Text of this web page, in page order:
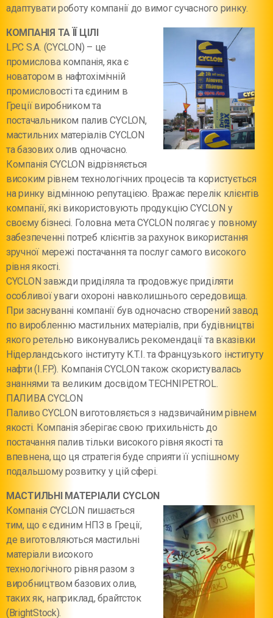
адаптувати роботу компанії до вимог сучасного ринку.
КОМПАНІЯ ТА ЇЇ ЦІЛІ
LPC S.A. (CYCLON) – це
промислова компанія, яка є
новатором в нафтохімічній
промисловості та єдиним в
Греції виробником та
постачальником палив CYCLON,
мастильних матеріалів CYCLON
та базових олив одночасно.
Компанія CYCLON відрізняється
високим рівнем технологічних процесів та користується
на ринку відмінною репутацією. Вражає перелік клієнтів
компанії, які використовують продукцію CYCLON у
своєму бізнесі. Головна мета CYCLON полягає у повному
забезпеченні потреб клієнтів за рахунок використання
зручної мережі постачання та послуг самого високого
рівня якості.
CYCLON завжди приділяла та продовжує приділяти
особливої уваги охороні навколишнього середовища.
При заснуванні компанії був одночасно створений завод
по виробленню мастильних матеріалів, при будівництві
якого ретельно виконувались рекомендації та вказівки
Нідерландського інституту K.T.I. та Французького інституту
нафти (I.F.P.). Компанія CYCLON також скористувалась
знаннями та великим досвідом TECHNIPETROL.
ПАЛИВА CYCLON
Паливо СYCLON виготовляється з надзвичайним рівнем
якості. Компанія зберігає свою прихильність до
постачання палив тільки високого рівня якості та
впевнена, що ця стратегія буде сприяти її успішному
подальшому розвитку у цій сфері.
МАСТИЛЬНІ МАТЕРІАЛИ CYCLON
Компанія CYCLON пишається
тим, що є єдиним НПЗ в Греції,
де виготовляються мастильні
матеріали високого
технологічного рівня разом з
виробництвом базових олив,
таких як, наприклад, брайтсток
(BrightStock).